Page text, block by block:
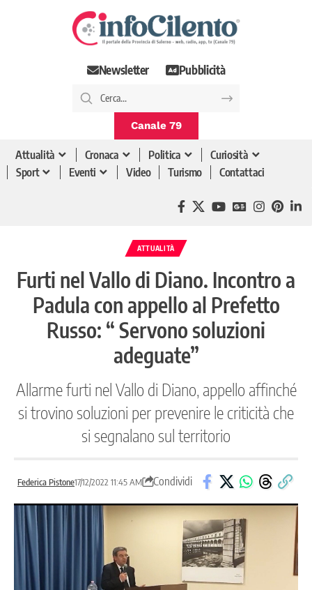
Newsletter Pubblicità
Canale 79
Attualità Cronaca Politica
Curiosità
Sport
Eventi Video Turismo Contattaci
ATTUALITÀ
Furti nel Vallo di Diano. Incontro a
Padula con appello al Prefetto
Russo: “ Servono soluzioni
adeguate”
Allarme furti nel Vallo di Diano, appello affinché
si trovino soluzioni per prevenire le criticità che
si segnalano sul territorio
Federica Pistone17/12/2022 11:45 AM Condividi